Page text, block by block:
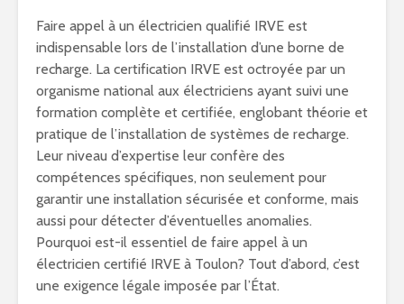
Faire appel à un électricien qualifié IRVE est
indispensable lors de l’installation d’une borne de
recharge. La certification IRVE est octroyée par un
organisme national aux électriciens ayant suivi une
formation complète et certifiée, englobant théorie et
pratique de l’installation de systèmes de recharge.
Leur niveau d’expertise leur confère des
compétences spécifiques, non seulement pour
garantir une installation sécurisée et conforme, mais
aussi pour détecter d’éventuelles anomalies.
Pourquoi est-il essentiel de faire appel à un
électricien certifié IRVE à Toulon? Tout d’abord, c’est
une exigence légale imposée par l’État.